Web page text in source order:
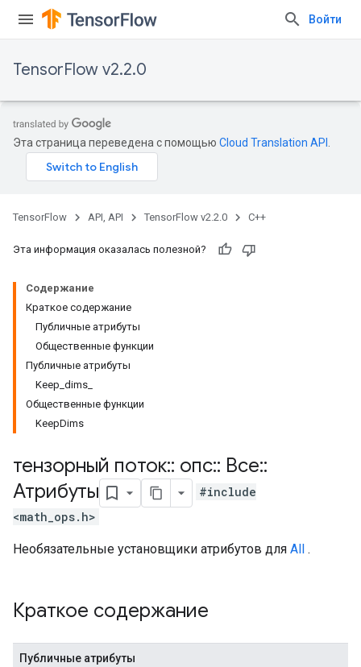
Войти
TensorFlow v2.2.0
Эта страница переведена с помощью Cloud Translation API
TensorFlow API, API TensorFlow v2.2.0 C++
Эта информация оказалась полезной?
Содержание
Краткое содержание
Публичные атрибуты
Общественные функции
Публичные атрибуты
Keep_dims_
Общественные функции
KeepDims
тензорный поток:: опс:: Все::
Атрибуты
#include
<math_ops.h>
Необязательные установщики атрибутов для All .
Краткое содержание
Публичные атрибуты